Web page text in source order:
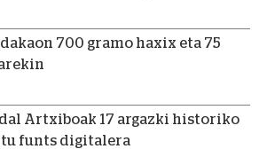
700 gramo haxix eta 75
Artxiboak 17 argazki historiko
funts digitalera